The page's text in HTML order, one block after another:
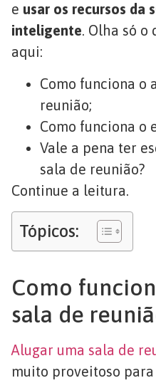
e usar os recursos da
inteligente. Olha só o
aqui:
Como funciona o
reunião;
Como funciona o
Vale a pena ter
sala de reunião?
Continue a leitura.
Tópicos:
Como
sala de
Alugar uma sala de
muito proveitoso